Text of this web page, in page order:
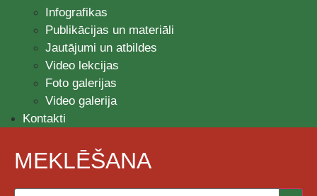
Infografikas
Publikācijas un materiāli
Jautājumi un atbildes
Video lekcijas
Foto galerijas
Video galerija
Kontakti
MEKLĒŠANA